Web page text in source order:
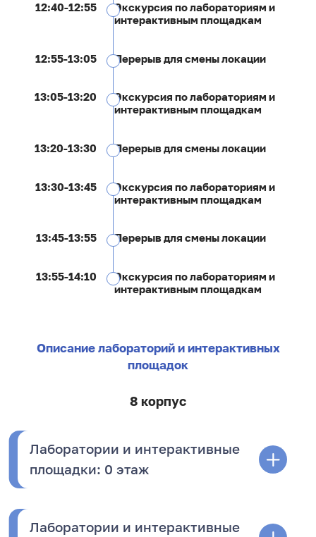
12:40-12:55
Экскурсия по лабораториям и
интерактивным площадкам
12:55-13:05 Перерыв для смены локации
13:05-13:20
Экскурсия по лабораториям и
интерактивным площадкам
13:20-13:30 Перерыв для смены локации
13:30-13:45
Экскурсия по лабораториям и
интерактивным площадкам
13:45-13:55 Перерыв для смены локации
13:55-14:10
Экскурсия по лабораториям и
интерактивным площадкам
Описание лабораторий и интерактивных
площадок
8 корпус
Лаборатории и интерактивные
площадки: 0 этаж
Лаборатории и интерактивные